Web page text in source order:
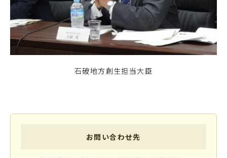
石破地方創生担当大臣
お問い合わせ先